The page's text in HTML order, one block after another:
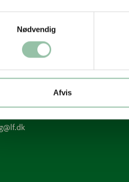
Nødvendig
Afvis
3
V